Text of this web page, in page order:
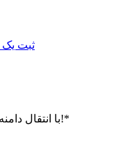
ثبت یک
با انتقال دامنه دامنه شما یکسال دیگر تمدیدی می شود!*